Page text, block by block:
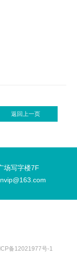
返回上一页
场写字楼7F
备12021977号-1